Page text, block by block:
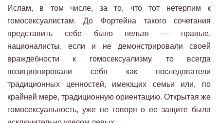
Ислам, в том числе, за то, что тот нетерпим к
гомосексуалистам. До Фортейна такого сочетания
представить себе было нельзя — правые,
националисты, если и не демонстрировали своей
враждебности к гомосексуализму, то всегда
позиционировали себя как последователи
традиционных ценностей, имеющих семьи или, по
крайней мере, традиционную ориентацию. Открытая же
гомосексуальность, уже не говоря о ее защите была